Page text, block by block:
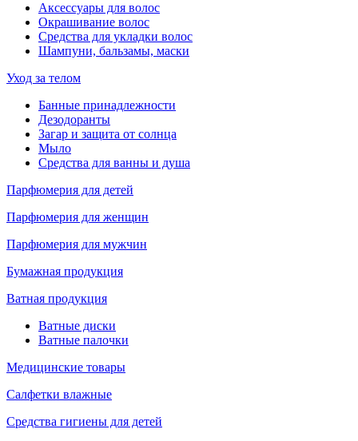
Аксессуары для волос
Окрашивание волос
Средства для укладки волос
Шампуни, бальзамы, маски
Уход за телом
Банные принадлежности
Дезодоранты
Загар и защита от солнца
Мыло
Средства для ванны и душа
Парфюмерия для детей
Парфюмерия для женщин
Парфюмерия для мужчин
Бумажная продукция
Ватная продукция
Ватные диски
Ватные палочки
Медицинские товары
Салфетки влажные
Средства гигиены для детей